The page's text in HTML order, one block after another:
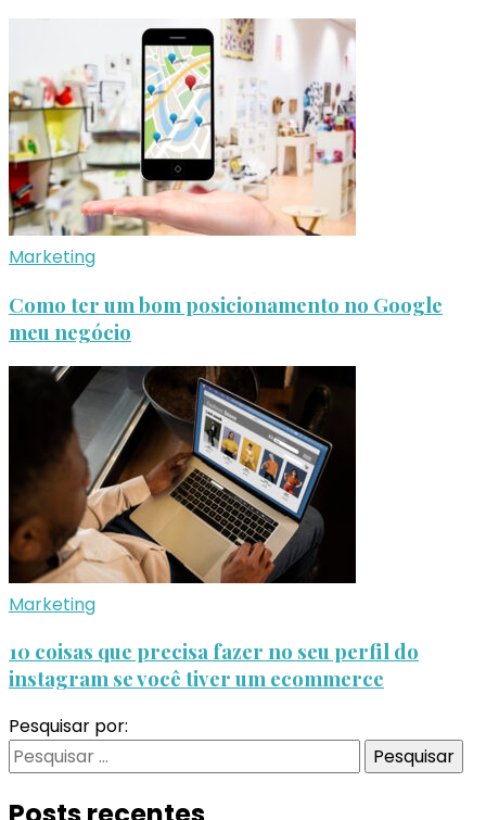
Marketing
Como ter um bom posicionamento no Google
meu negócio
Marketing
10 coisas que precisa fazer no seu perfil do
instagram se você tiver um ecommerce
Pesquisar por: